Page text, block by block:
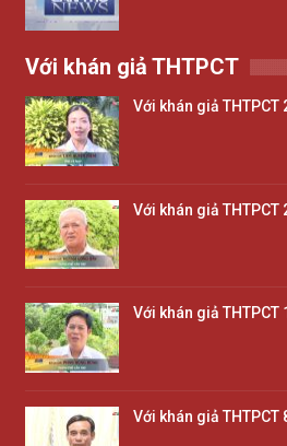
Với khán giả THTPCT
Với khán giả THTPCT
Với khán giả THTPCT
Với khán giả THTPCT
Với khán giả THTPCT